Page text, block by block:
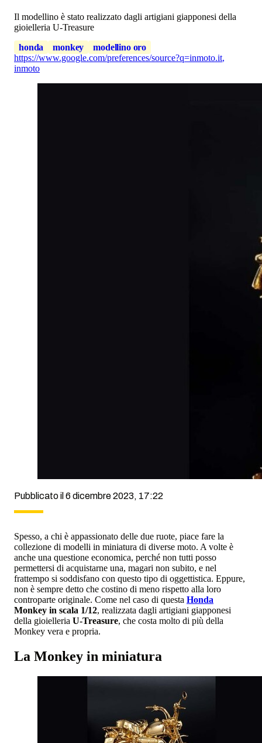
Il modellino è stato realizzato dagli artigiani giapponesi della
gioielleria U-Treasure
honda
monkey
modellino oro
https://www.google.com/preferences/source?q=inmoto.it,
inmoto
Pubblicato il 6 dicembre 2023, 17:22
Spesso, a chi è appassionato delle due ruote, piace fare la
collezione di modelli in miniatura di diverse moto. A volte è
anche una questione economica, perché non tutti posso
permettersi di acquistarne una, magari non subito, e nel
frattempo si soddisfano con questo tipo di oggettistica. Eppure,
non è sempre detto che costino di meno rispetto alla loro
controparte originale. Come nel caso di questa Honda
Monkey in scala 1/12, realizzata dagli artigiani giapponesi
della gioielleria U-Treasure, che costa molto di più della
Monkey vera e propria.
La Monkey in miniatura